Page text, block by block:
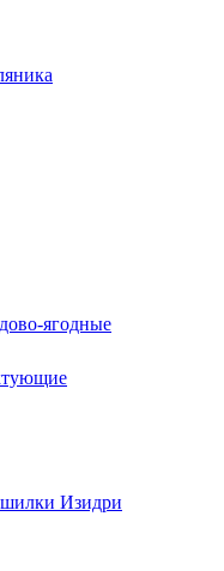
ягодные
Изидри